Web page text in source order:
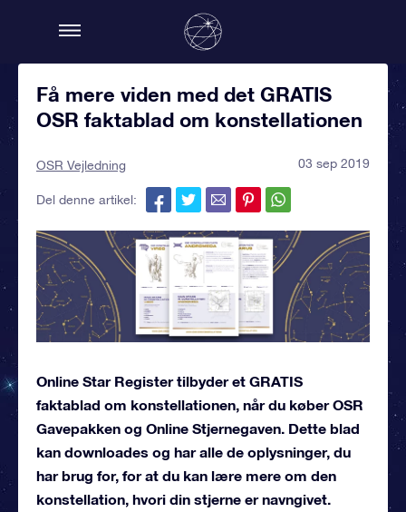
Få mere viden med det GRATIS
OSR faktablad om konstellationen
OSR Vejledning 03 sep 2019
Del denne artikel:
Online Star Register tilbyder et GRATIS
faktablad om konstellationen, når du køber OSR
Gavepakken og Online Stjernegaven. Dette blad
kan downloades og har alle de oplysninger, du
har brug for, for at du kan lære mere om den
konstellation, hvori din stjerne er navngivet.